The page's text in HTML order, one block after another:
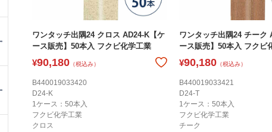
ワンタッチ出隅24 クロス AD24-K【ケ
ース販売】50本入 フクビ化学工業
¥90,180 （税込み）
B440019033420
D24-K
1ケース：50本入
フクビ化学工業
クロス
ワンタッチ出隅24 チーク
ース販売】50本入 フクビ
¥90,180 （税込み）
B440019033421
D24-T
1ケース：50本入
フクビ化学工業
チーク